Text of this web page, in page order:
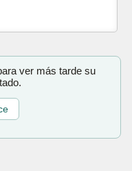
ver más tarde su